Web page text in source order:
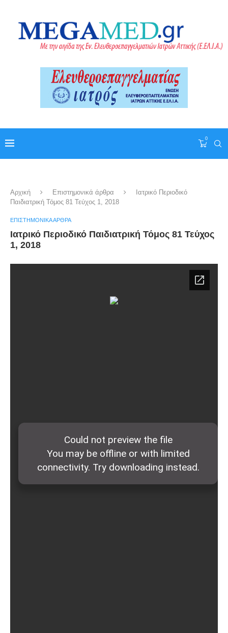
0
Αρχική Επιστημονικά άρθρα
Ιατρικό Περιοδικό
Παιδιατρική Τόμος 81 Τεύχος 1, 2018
ΕΠΙΣΤΗΜΟΝΙΚΆ ΆΡΘΡΑ
Ιατρικό Περιοδικό Παιδιατρική Τόμος 81 Τεύχος
1, 2018